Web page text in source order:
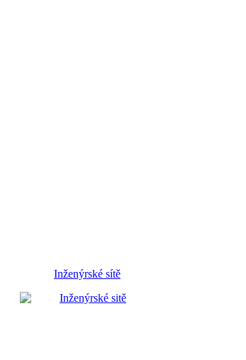
Inženýrské sítě